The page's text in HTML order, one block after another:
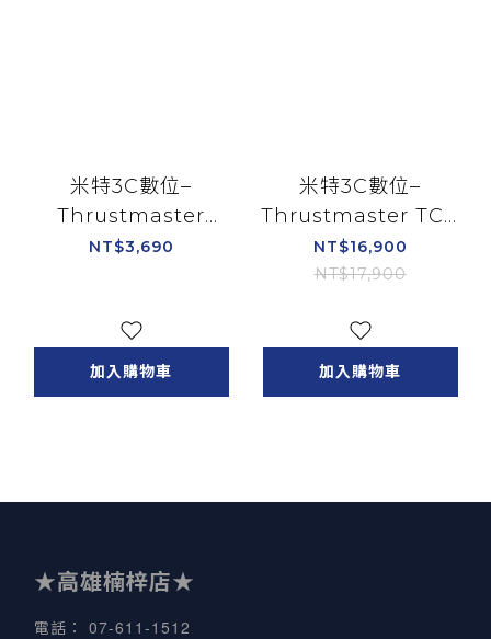
米特3C數位–
Thrustmaster
Hotas One 圖馬思特
NT$3,690
加入購物車
米特3C數位–
Thrustmaster TCA
Yoke Pack Boeing
Edition 波音官方授
節流閥弧座系統 可支
援Xbox PC
NT$16,900
NT$17,900
加入購物車
★高雄楠梓店★
電話 ： 07-611-1512